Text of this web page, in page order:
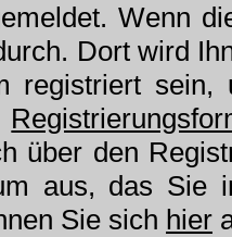
Wenn
Dort wird
registriert
über den
aus, das Sie
Sie sich hier